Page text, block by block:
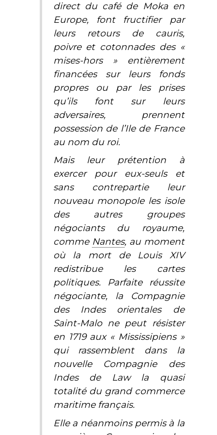
direct du café de Moka en
Europe, font fructifier par
leurs retours de cauris,
poivre et cotonnades des «
mises-hors » entièrement
financées sur leurs fonds
propres ou par les prises
qu’ils font sur leurs
adversaires, prennent
possession de l’Ile de France
au nom du roi.
Mais leur prétention à
exercer pour eux-seuls et
sans contrepartie leur
nouveau monopole les isole
des autres groupes
négociants du royaume,
comme Nantes, au moment
où la mort de Louis XIV
redistribue les cartes
politiques. Parfaite réussite
négociante, la Compagnie
des Indes orientales de
Saint-Malo ne peut résister
en 1719 aux « Mississipiens »
qui rassemblent dans la
nouvelle Compagnie des
Indes de Law la quasi
totalité du grand commerce
maritime français.
Elle a néanmoins permis à la